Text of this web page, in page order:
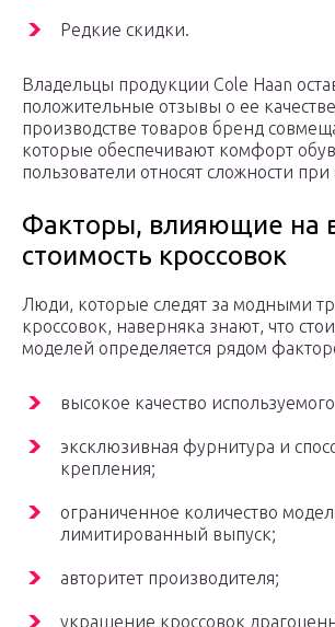
Редкие скидки.
Владельцы продукции Cole Haan
положительные отзывы о ее
производстве товаров бренд
которые обеспечивают комфорт
пользователи относят сложности
Факторы, влияющие на
стоимость кроссовок
Люди, которые следят за модными
кроссовок, наверняка знают, что
моделей определяется рядом
высокое качество
эксклюзивная фурнитура и
крепления;
ограниченное количество
лимитированный выпуск;
авторитет производителя;
украшение кроссовок